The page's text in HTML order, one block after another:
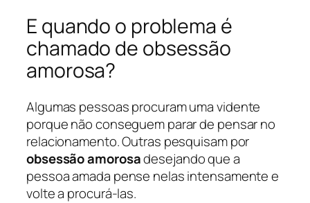
E quando o problema é
chamado de obsessão
amorosa?
Algumas pessoas procuram uma vidente
porque não conseguem parar de pensar no
relacionamento. Outras pesquisam por
obsessão amorosadesejando que a
pessoa amada pense nelas intensamente e
volte a procurá-las.